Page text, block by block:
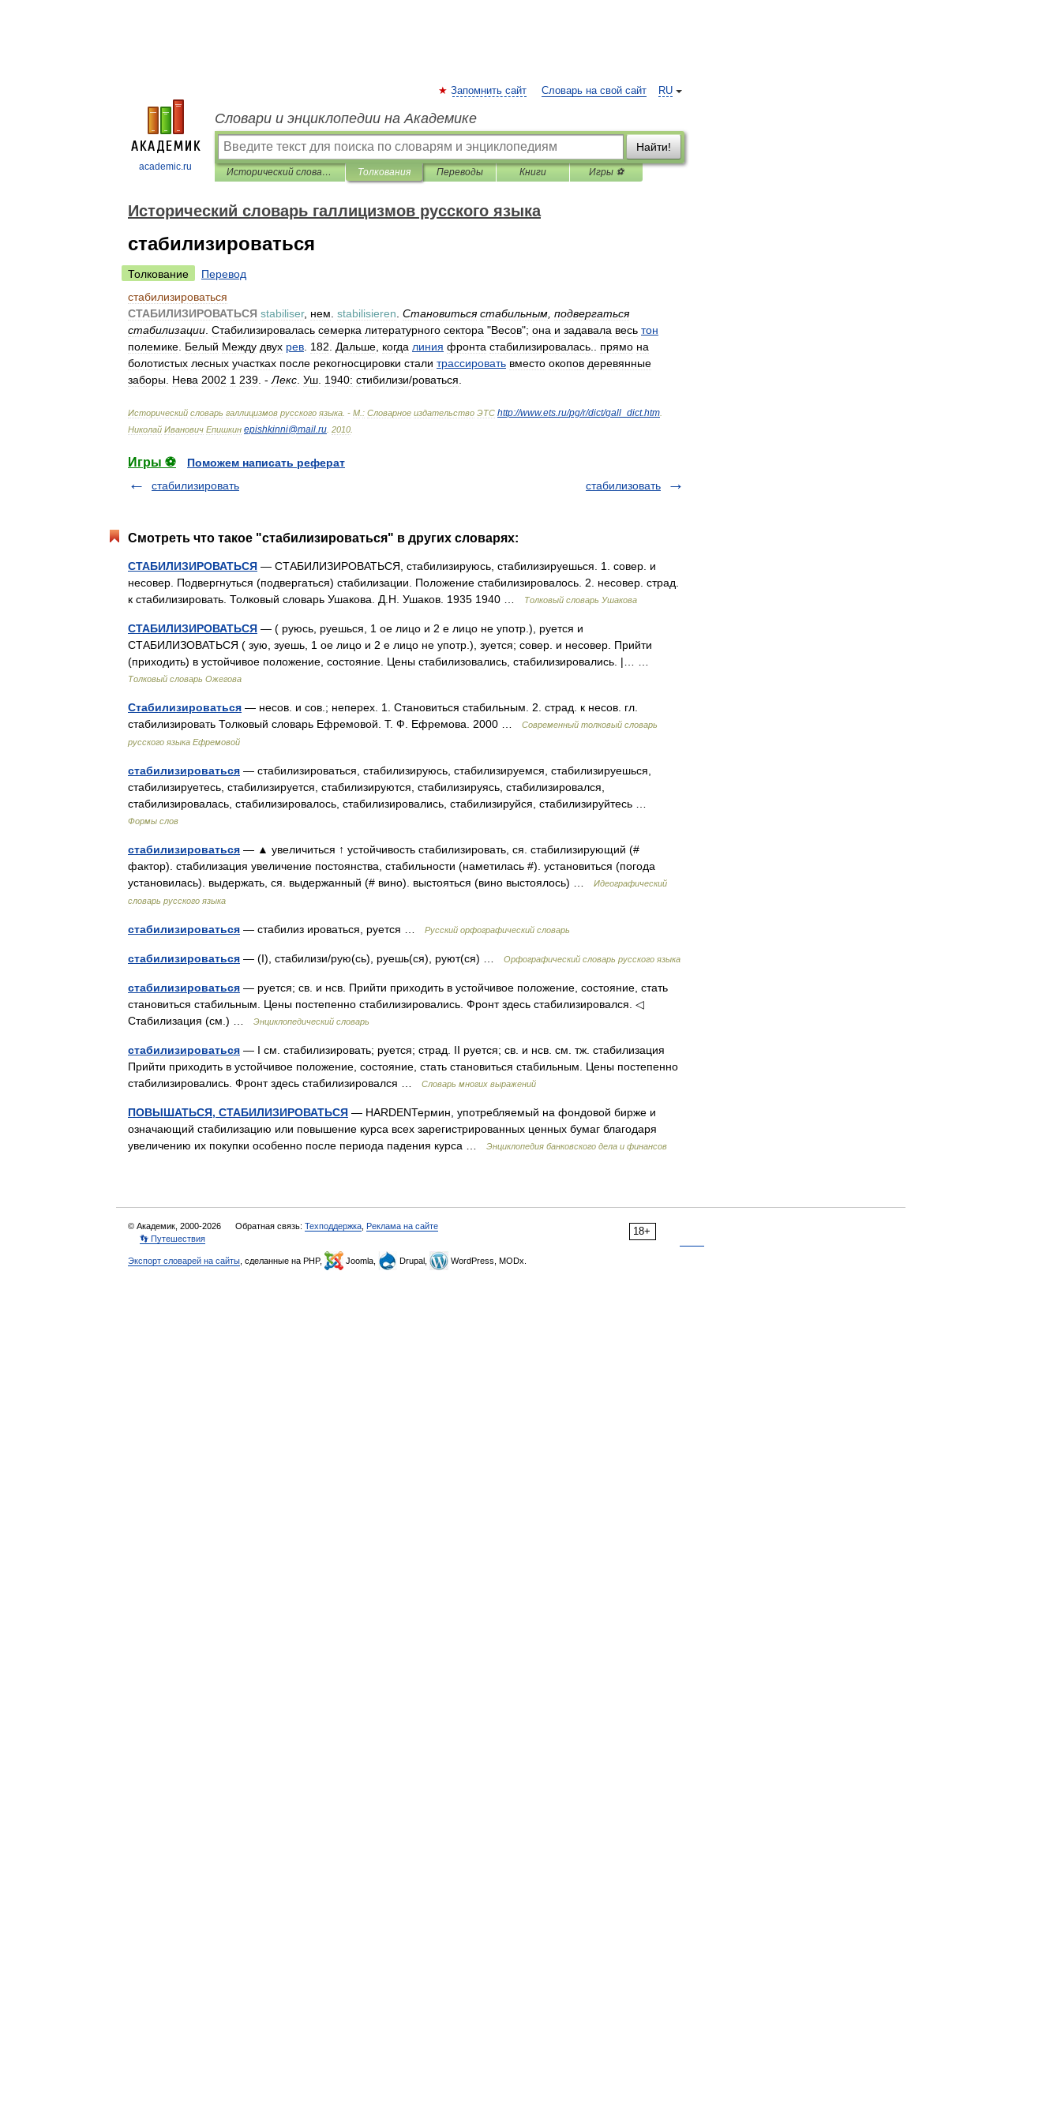
academic.ru
RU
Запомнить сайт Словарь на свой сайт
Словари и энциклопедии на Академике
Найти!
Исторический словарь галлицизмов русского языка Толкования Переводы Книги Игры ⚽
Исторический словарь галлицизмов русского языка
стабилизироваться
Толкование
Перевод
стабилизироваться
СТАБИЛИЗИРОВАТЬСЯ stabiliser, нем stabilisieren Становиться стабильным подвергаться
стабилизации Стабилизировалась семерка литературного сектора "Весов"; она и задавала весь тон
полемике Белый Между двух рев 182 Дальше когда линия фронта стабилизировалась прямо на
болотистых лесных участках после рекогносцировки стали трассировать вместо окопов деревянные
заборы Нева 2002 1 239 . - Лекс Уш 1940: стибилизи/роваться
Исторический словарь галлицизмов русского языка . - М : Словарное издательство ЭТС http://www.ets.ru/pg/r/dict/gall dict.htm
Николай Иванович Епишкин epishkinni@mail.ru 2010
Игры ⚽
Поможем написать реферат
стабилизировать
стабилизовать
Смотреть что такое "стабилизироваться" в других словарях:
СТАБИЛИЗИРОВАТЬСЯ — СТАБИЛИЗИРОВАТЬСЯ, стабилизируюсь, стабилизируешься. 1. совер. и
несовер. Подвергнуться (подвергаться) стабилизации. Положение стабилизировалось. 2. несовер. страд.
к стабилизировать. Толковый словарь Ушакова. Д.Н. Ушаков. 1935 1940 …
Толковый словарь Ушакова
СТАБИЛИЗИРОВАТЬСЯ — ( руюсь, руешься, 1 ое лицо и 2 е лицо не употр.), руется и
СТАБИЛИЗОВАТЬСЯ ( зую, зуешь, 1 ое лицо и 2 е лицо не употр.), зуется; совер. и несовер. Прийти
(приходить) в устойчивое положение, состояние. Цены стабилизовались, стабилизировались. |… …
Толковый словарь Ожегова
Стабилизироваться — несов. и сов.; неперех. 1. Становиться стабильным. 2. страд. к несов. гл.
стабилизировать Толковый словарь Ефремовой. Т. Ф. Ефремова. 2000 …
Современный толковый словарь
русского языка Ефремовой
стабилизироваться — стабилизироваться, стабилизируюсь, стабилизируемся, стабилизируешься,
стабилизируетесь, стабилизируется, стабилизируются, стабилизируясь, стабилизировался,
стабилизировалась, стабилизировалось, стабилизировались, стабилизируйся, стабилизируйтесь …
Формы слов
стабилизироваться — ▲ увеличиться ↑ устойчивость стабилизировать, ся. стабилизирующий (#
фактор). стабилизация увеличение постоянства, стабильности (наметилась #). установиться (погода
установилась). выдержать, ся. выдержанный (# вино). выстояться (вино выстоялось) …
Идеографический
словарь русского языка
стабилизироваться — стабилиз ироваться, руется … Русский орфографический словарь
стабилизироваться — (I), стабилизи/рую(сь), руешь(ся), руют(ся) … Орфографический словарь русского языка
стабилизироваться — руется; св. и нсв. Прийти приходить в устойчивое положение, состояние, стать
становиться стабильным. Цены постепенно стабилизировались. Фронт здесь стабилизировался. ◁
Стабилизация (см.) …
Энциклопедический словарь
стабилизироваться — I см. стабилизировать; руется; страд. II руется; св. и нсв. см. тж. стабилизация
Прийти приходить в устойчивое положение, состояние, стать становиться стабильным. Цены постепенно
стабилизировались. Фронт здесь стабилизировался …
Словарь многих выражений
ПОВЫШАТЬСЯ, СТАБИЛИЗИРОВАТЬСЯ — HARDENТермин, употребляемый на фондовой бирже и
означающий стабилизацию или повышение курса всех зарегистрированных ценных бумаг благодаря
увеличению их покупки особенно после периода падения курса …
Энциклопедия банковского дела и финансов
18+
© Академик, 2000-2026 Обратная связь: Техподдержка Реклама на сайте
👣 Путешествия
Экспорт словарей на сайты , сделанные на PHP, Joomla, Drupal, WordPress, MODx.